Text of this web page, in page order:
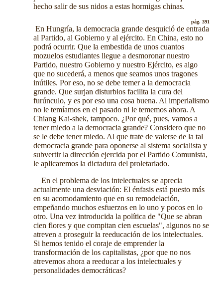
hecho salir de sus nidos a estas hormigas chinas.
pág. 391
En Hungría, la democracia grande desquició de entrada
al Partido, al Gobierno y al ejército. En China, esto no
podrá ocurrir. Que la embestida de unos cuantos
mozuelos estudiantes llegue a desmoronar nuestro
Partido, nuestro Gobierno y nuestro Ejército, es algo
que no sucederá, a menos que seamos unos tragones
inútiles. Por eso, no se debe temer a la democracia
grande. Que surjan disturbios facilita la cura del
furúnculo, y es por eso una cosa buena. Al imperialismo
no le temíamos en el pasado ni le tememos ahora. A
Chiang Kai-shek, tampoco. ¿Por qué, pues, vamos a
tener miedo a la democracia grande? Considero que no
se le debe tener miedo. Al que trate de valerse de la tal
democracia grande para oponerse al sistema socialista y
subvertir la dirección ejercida por el Partido Comunista,
le aplicaremos la dictadura del proletariado.
En el problema de los intelectuales se aprecia
actualmente una desviación: El énfasis está puesto más
en su acomodamiento que en su remodelación,
empeñando muchos esfuerzos en lo uno y pocos en lo
otro. Una vez introducida la política de "Que se abran
cien flores y que compitan cien escuelas", algunos no se
atreven a proseguir la reeducación de los intelectuales.
Si hemos tenido el coraje de emprender la
transformación de los capitalistas, ¿por que no nos
atrevemos ahora a reeducar a los intelectuales y
personalidades democráticas?